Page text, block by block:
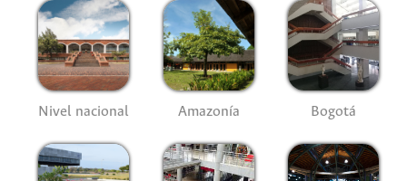
Nivel nacional Amazonía Bogotá